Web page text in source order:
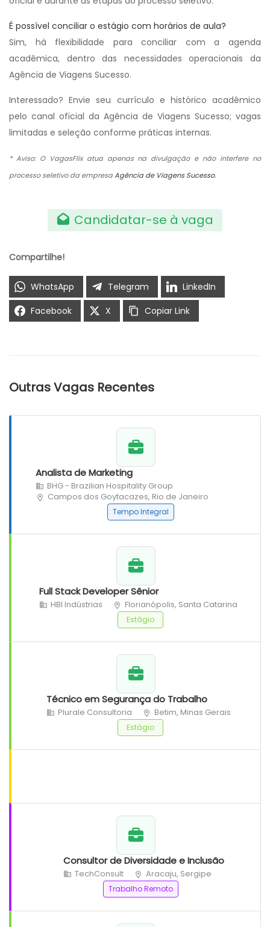
É possível conciliar o estágio com horários de aula?
Sim, há flexibilidade para conciliar com a agenda
acadêmica, dentro das necessidades operacionais da
Agência de Viagens Sucesso.
Interessado? Envie seu currículo e histórico acadêmico
pelo canal oficial da Agência de Viagens Sucesso; vagas
limitadas e seleção conforme práticas internas.
* Aviso: O VagasFlix atua apenas na divulgação e não interfere no
processo seletivo da empresaAgência de Viagens Sucesso.
Candidatar-se à vaga
Compartilhe!
WhatsApp Telegram
LinkedIn
Facebook
X Copiar Link
Outras Vagas Recentes
Analista de Marketing
BHG - Brazilian Hospitality Group
Campos dos Goytacazes, Rio de Janeiro
Tempo Integral
Full Stack Developer Sênior
HBI Indústrias Florianópolis, Santa Catarina
Estágio
Técnico em Segurança do Trabalho
Plurale Consultoria Betim, Minas Gerais
Estágio
Consultor de Diversidade e Inclusão
TechConsult Aracaju, Sergipe
Trabalho Remoto